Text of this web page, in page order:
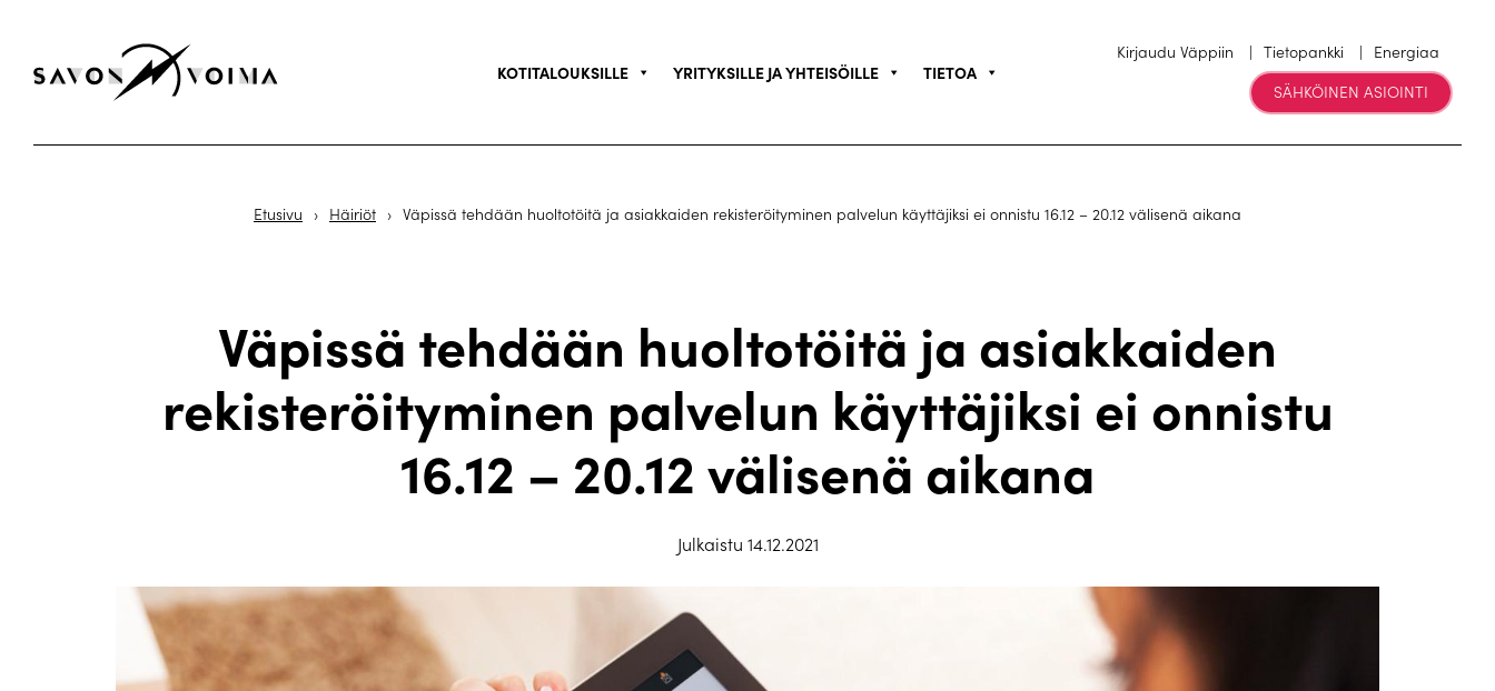
KOTITALOUKSILLE YRITYKSILLE JA YHTEISÖILLE TIETOA
Kirjaudu Väppiin Tietopankki
Energiaa
SÄHKÖINEN ASIOINTI
Etusivu › Häiriöt › Väpissä tehdään huoltotöitä ja asiakkaiden rekisteröityminen palvelun käyttäjiksi ei onnistu 16.12 – 20.12 välisenä aikana
Väpissä tehdään huoltotöitä ja asiakkaiden
rekisteröityminen palvelun käyttäjiksi ei onnistu
16.12 – 20.12 välisenä aikana
Julkaistu 14.12.2021